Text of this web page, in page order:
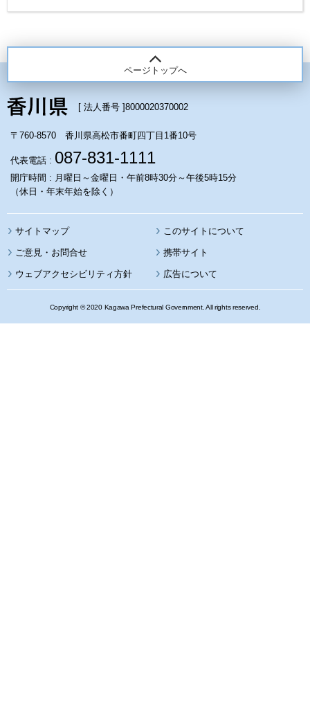
ページトップへ
[ 法人番号 ]8000020370002
〒760-8570 香川県高松市番町四丁目1番10号
代表電話 : 087-831-1111
開庁時間 : 月曜日～金曜日・午前8時30分～午後5時15分
（休日・年末年始を除く）
サイトマップ このサイトについて
携帯サイト
ウェブアクセシビリティ方針 広告について
Copyright © 2020 Kagawa Prefectural Government. All rights reserved.